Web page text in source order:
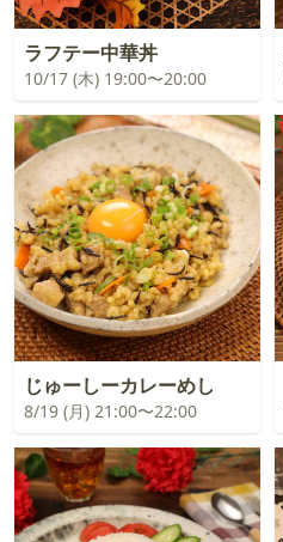
ラフテー中華丼
10/17 (木) 19:00〜20:00
じゅーしーカレーめし
8/19 (月) 21:00〜22:00